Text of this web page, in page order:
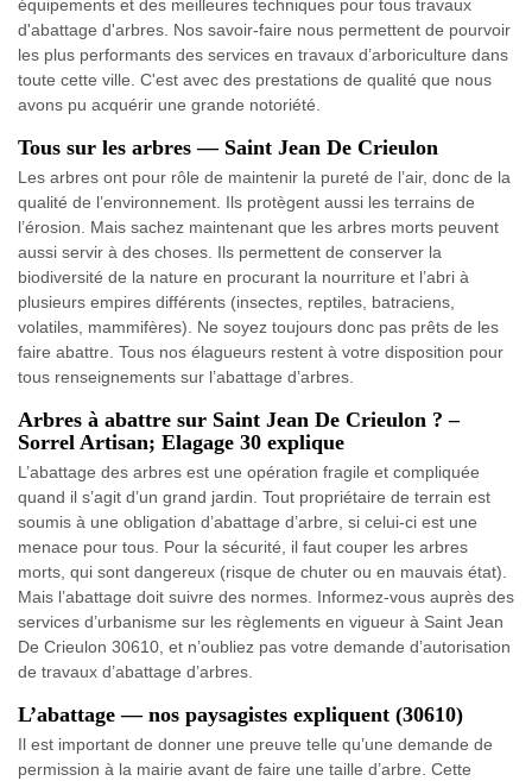
équipements et des meilleures techniques pour tous travaux
d'abattage d'arbres. Nos savoir-faire nous permettent de pourvoir
les plus performants des services en travaux d’arboriculture dans
toute cette ville. C'est avec des prestations de qualité que nous
avons pu acquérir une grande notoriété.
Tous sur les arbres — Saint Jean De Crieulon
Les arbres ont pour rôle de maintenir la pureté de l’air, donc de la
qualité de l’environnement. Ils protègent aussi les terrains de
l’érosion. Mais sachez maintenant que les arbres morts peuvent
aussi servir à des choses. Ils permettent de conserver la
biodiversité de la nature en procurant la nourriture et l’abri à
plusieurs empires différents (insectes, reptiles, batraciens,
volatiles, mammifères). Ne soyez toujours donc pas prêts de les
faire abattre. Tous nos élagueurs restent à votre disposition pour
tous renseignements sur l’abattage d’arbres.
Arbres à abattre sur Saint Jean De Crieulon ? –
Sorrel Artisan; Elagage 30 explique
L’abattage des arbres est une opération fragile et compliquée
quand il s’agit d’un grand jardin. Tout propriétaire de terrain est
soumis à une obligation d’abattage d’arbre, si celui-ci est une
menace pour tous. Pour la sécurité, il faut couper les arbres
morts, qui sont dangereux (risque de chuter ou en mauvais état).
Mais l’abattage doit suivre des normes. Informez-vous auprès des
services d’urbanisme sur les règlements en vigueur à Saint Jean
De Crieulon 30610, et n’oubliez pas votre demande d’autorisation
de travaux d’abattage d’arbres.
L’abattage — nos paysagistes expliquent (30610)
Il est important de donner une preuve telle qu’une demande de
permission à la mairie avant de faire une taille d’arbre. Cette